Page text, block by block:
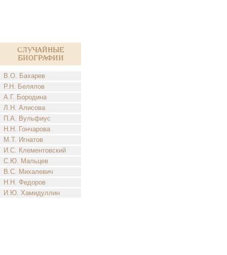
Случайные
биографии
В.О. Бахарев
Р.Н. Белялов
А.Г. Бородина
Л.Н. Алисова
П.А. Вульфиус
Н.Н. Гончарова
М.Т. Игнатов
И.С. Клементовский
С.Ю. Мальцев
В.С. Михалевич
Н.Н. Федоров
И.Ю. Хамидуллин